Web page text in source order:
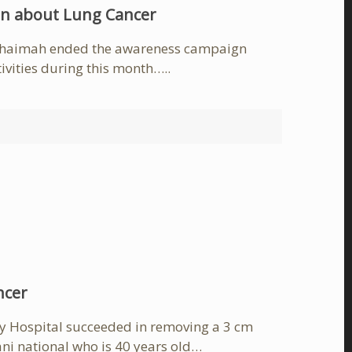
about Lung Cancer
ended the awareness campaign
during this month…..
Hospital succeeded in removing a 3 cm
national who is 40 years old…